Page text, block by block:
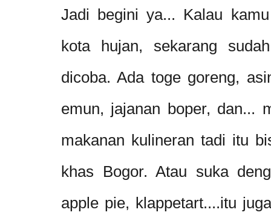
Jadi begini ya... Kalau
kota hujan, sekarang
dicoba. Ada toge goreng,
emun, jajanan boper, dan...
makanan kulineran tadi itu
khas Bogor. Atau suka
apple pie, klappetart....itu